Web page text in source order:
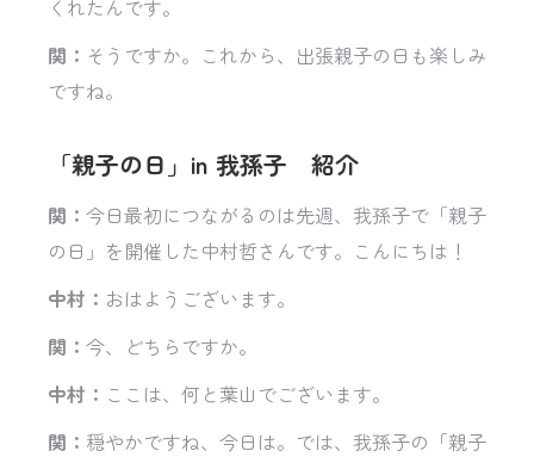
くれたんです。
関： そうですか。これから、出張親子の日も楽しみ
ですね。
「親子の日」in 我孫子 紹介
関： 今日最初につながるのは先週、我孫子で「親子
の日」を開催した中村哲さんです。こんにちは！
中村： おはようございます。
関： 今、どちらですか。
中村： ここは、何と葉山でございます。
関： 穏やかですね、今日は。では、我孫子の「親子